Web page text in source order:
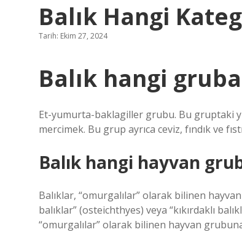
Balık Hangi
Tarih: Ekim 27, 2024
Balık hangi
Et-yumurta-baklagiller grubu. Bu gruptaki
mercimek. Bu grup ayrıca ceviz, fındık ve
Balık hangi hayvan
Balıklar, “omurgalılar” olarak bilinen
balıklar” (osteichthyes) veya “kıkırdaklı
“omurgalılar” olarak bilinen hayvan